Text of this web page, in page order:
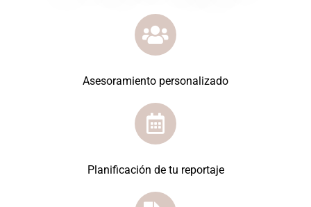
Asesoramiento personalizado
Planificación de tu reportaje